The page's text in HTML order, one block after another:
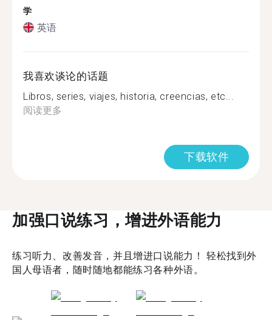
学
英语
我喜欢谈论的话题
Libros, series, viajes, historia, creencias, etc...
阅读更多
下载软件
加强口说练习，增进外语能力
练习听力、改善发音，并且增进口说能力！ 轻松找到外
国人母语者，随时随地都能练习各种外语。